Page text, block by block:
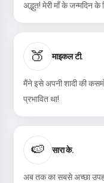
अद्भुत! मेरी माँ के जन्मदिन
🍑 माइकल टी.
मैंने इसे अपनी शादी की
प्रभावित था!
🍉 सारा के.
अब तक का सबसे अच्छा